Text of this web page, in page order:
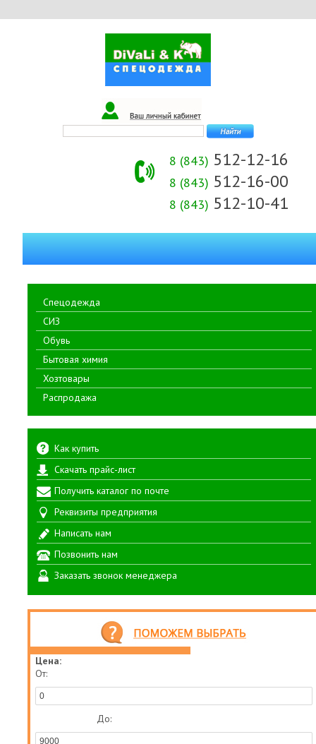
8 (843) 512-12-16
8 (843) 512-16-00
8 (843) 512-10-41
Спецодежда
СИЗ
Обувь
Бытовая химия
Хозтовары
Распродажа
Как купить
Скачать прайс-лист
Получить каталог по почте
Реквизиты предприятия
Написать нам
Позвонить нам
Заказать звонок менеджера
Цена:
От:
До: